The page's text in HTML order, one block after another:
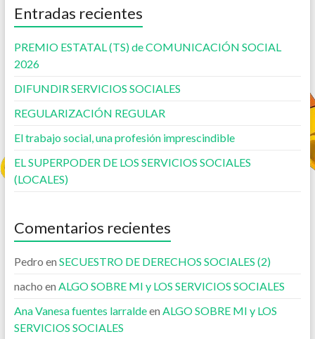
Entradas recientes
PREMIO ESTATAL (TS) de COMUNICACIÓN SOCIAL
2026
DIFUNDIR SERVICIOS SOCIALES
REGULARIZACIÓN REGULAR
El trabajo social, una profesión imprescindible
EL SUPERPODER DE LOS SERVICIOS SOCIALES
(LOCALES)
Comentarios recientes
Pedro en SECUESTRO DE DERECHOS SOCIALES (2)
nacho en ALGO SOBRE MI y LOS SERVICIOS SOCIALES
Ana Vanesa fuentes larraldeen ALGO SOBRE MI y LOS
SERVICIOS SOCIALES